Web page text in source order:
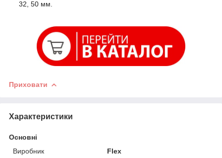
32, 50 мм.
Приховати
Характеристики
Основні
Виробник
Flex